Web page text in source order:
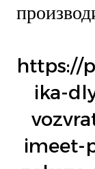
https://
ika-
imeet-